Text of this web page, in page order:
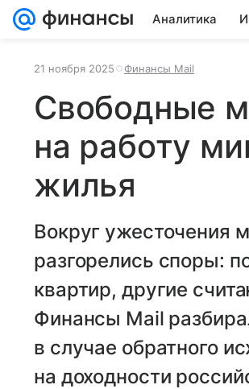
Аналитика
21 ноября 2025 Финансы Mail
Cвободные
на работу
жилья
Вокруг ужесточения
разгорелись споры:
квартир, другие
Финансы Mail
в случае обратного
на доходности